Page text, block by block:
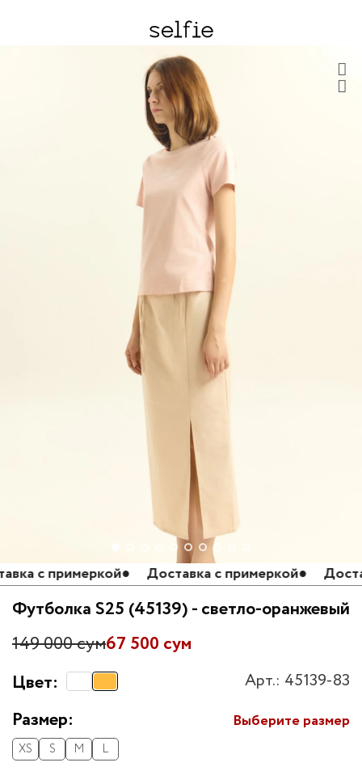
с примеркой● Доставка с примеркой●
Футболка S25 (45139) - светло-оранжевый
67 500 сум
149 000 сум
Цвет:
Арт.: 45139-83
Размер:
XS S M
L
Выберите размер